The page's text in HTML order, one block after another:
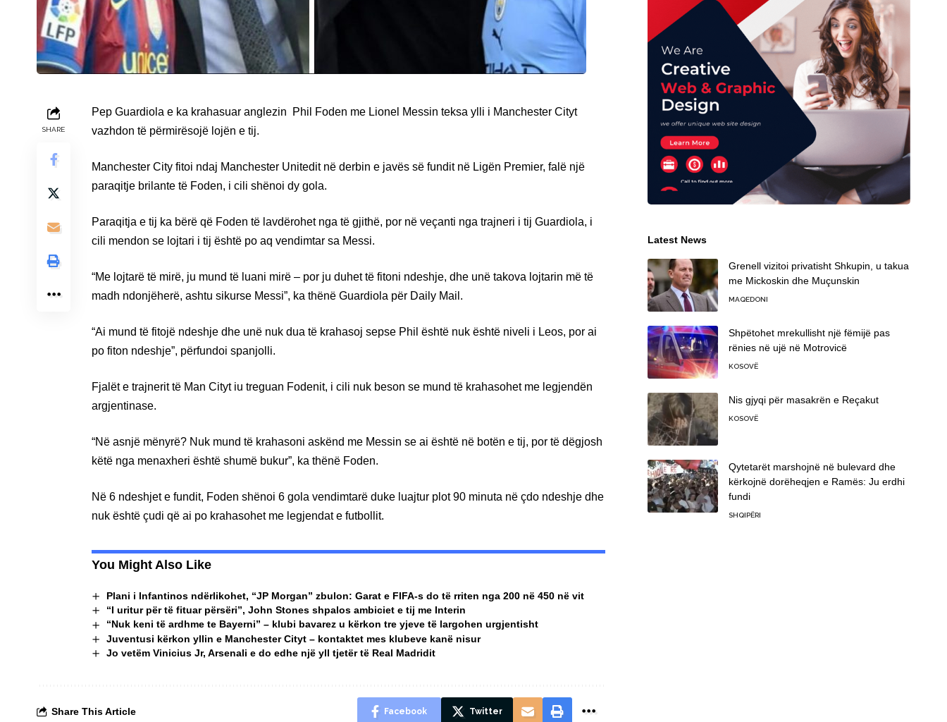
SHARE
Pep Guardiola e ka krahasuar anglezin Phil Foden me Lionel Messin teksa ylli i Manchester Cityt
vazhdon të përmirësojë lojën e tij.
Manchester City fitoi ndaj Manchester Unitedit në derbin e javës së fundit në Ligën Premier, falë një
paraqitje brilante të Foden, i cili shënoi dy gola.
Paraqitja e tij ka bërë që Foden të lavdërohet nga të gjithë, por në veçanti nga trajneri i tij Guardiola, i
cili mendon se lojtari i tij është po aq vendimtar sa Messi.
“Me lojtarë të mirë, ju mund të luani mirë – por ju duhet të fitoni ndeshje, dhe unë takova lojtarin më të
madh ndonjëherë, ashtu sikurse Messi”, ka thënë Guardiola për Daily Mail.
“Ai mund të fitojë ndeshje dhe unë nuk dua të krahasoj sepse Phil është nuk është niveli i Leos, por ai
po fiton ndeshje”, përfundoi spanjolli.
Fjalët e trajnerit të Man Cityt iu treguan Fodenit, i cili nuk beson se mund të krahasohet me legjendën
argjentinase.
“Në asnjë mënyrë? Nuk mund të krahasoni askënd me Messin se ai është në botën e tij, por të dëgjosh
këtë nga menaxheri është shumë bukur”, ka thënë Foden.
Në 6 ndeshjet e fundit, Foden shënoi 6 gola vendimtarë duke luajtur plot 90 minuta në çdo ndeshje dhe
nuk është çudi që ai po krahasohet me legjendat e futbollit.
You Might Also Like
Plani i Infantinos ndërlikohet, “JP Morgan” zbulon: Garat e FIFA-s do të rriten nga 200 në 450 në vit
“I uritur për të fituar përsëri”, John Stones shpalos ambiciet e tij me Interin
“Nuk keni të ardhme te Bayerni” – klubi bavarez u kërkon tre yjeve të largohen urgjentisht
Juventusi kërkon yllin e Manchester Cityt – kontaktet mes klubeve kanë nisur
Jo vetëm Vinicius Jr, Arsenali e do edhe një yll tjetër të Real Madridit
Share This Article Facebook Twitter
Latest News
Grenell vizitoi privatisht Shkupin, u takua
me Mickoskin dhe Muçunskin
MAQEDONI
Shpëtohet mrekullisht një fëmijë pas
rënies në ujë në Motrovicë
KOSOVË
Nis gjyqi për masakrën e Reçakut
KOSOVË
Qytetarët marshojnë në bulevard dhe
kërkojnë dorëheqjen e Ramës: Ju erdhi
fundi
SHQIPËRI